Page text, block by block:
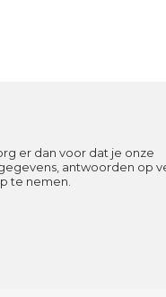
er dan voor dat je onze
antwoorden op
te nemen.